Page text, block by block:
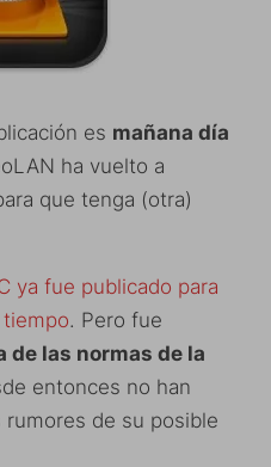
es mañana día
ha vuelto a
que tenga (otra)
ya fue publicado para
. Pero fue
las normas de la
entonces no han
de su posible